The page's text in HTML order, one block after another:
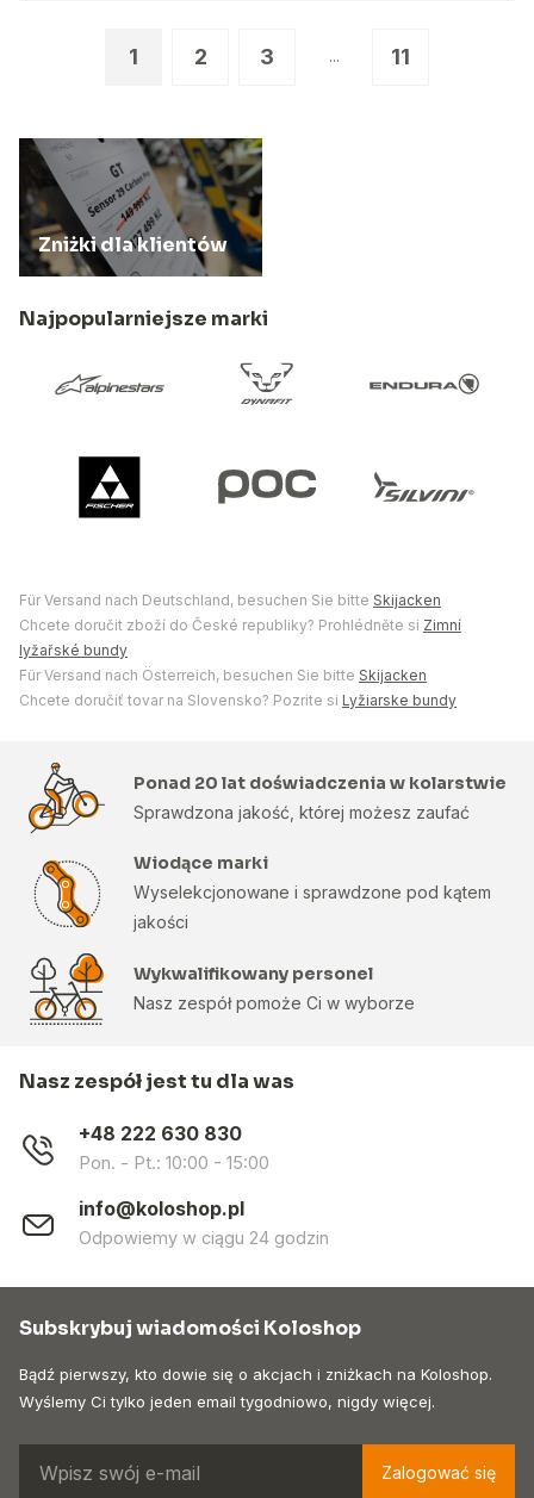
1 2 3 ... 11
Zniżki dla klientów
Najpopularniejsze marki
Für Versand nach Deutschland, besuchen Sie bitte Skijacken
Chcete doručit zboží do České republiky? Prohlédněte si Zimní
lyžařské bundy
Für Versand nach Österreich, besuchen Sie bitte Skijacken
Chcete doručiť tovar na Slovensko? Pozrite si Lyžiarske bundy
Ponad 20 lat doświadczenia w kolarstwie
Sprawdzona jakość, której możesz zaufać
Wiodące marki
Wyselekcjonowane i sprawdzone pod kątem
jakości
Wykwalifikowany personel
Nasz zespół pomoże Ci w wyborze
Nasz zespół jest tu dla was
+48 222 630 830
Pon. - Pt.: 10:00 - 15:00
info@koloshop.pl
Odpowiemy w ciągu 24 godzin
Subskrybuj wiadomości Koloshop
Bądź pierwszy, kto dowie się o akcjach i zniżkach na Koloshop.
Wyślemy Ci tylko jeden email tygodniowo, nigdy więcej.
Zalogować się